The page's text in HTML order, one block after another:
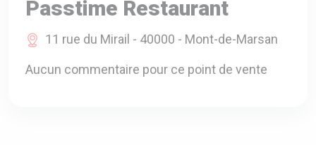
Passtime Restaurant
11 rue du Mirail - 40000 - Mont-de-Marsan
Aucun commentaire pour ce point de vente